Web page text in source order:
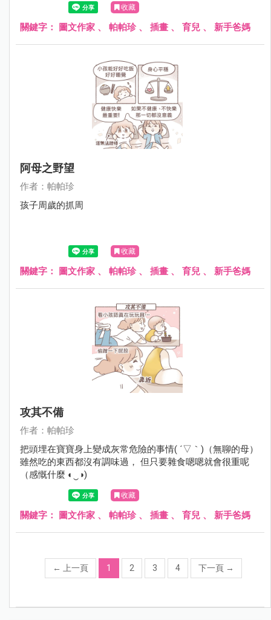
收藏
關鍵字： 圖文作家 、 帕帕珍、 插畫 、 育兒 、 新手爸媽
阿母之野望
作者：帕帕珍
孩子周歲的抓周
收藏
關鍵字： 圖文作家 、 帕帕珍、 插畫 、 育兒 、 新手爸媽
攻其不備
作者：帕帕珍
把頭埋在寶寶身上變成灰常危險的事情( ´▽｀)（無聊的母）
雖然吃的東西都沒有調味過， 但只要雜食嗯嗯就會很重呢
（感慨什麼 ◐‿◑)
收藏
關鍵字： 圖文作家 、 帕帕珍、 插畫 、 育兒 、 新手爸媽
← 上一頁 1 2 3 4 下一頁 →